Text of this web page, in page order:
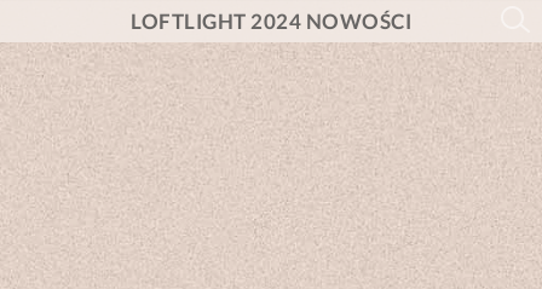
LOFTLIGHT 2024 NOWOŚCI